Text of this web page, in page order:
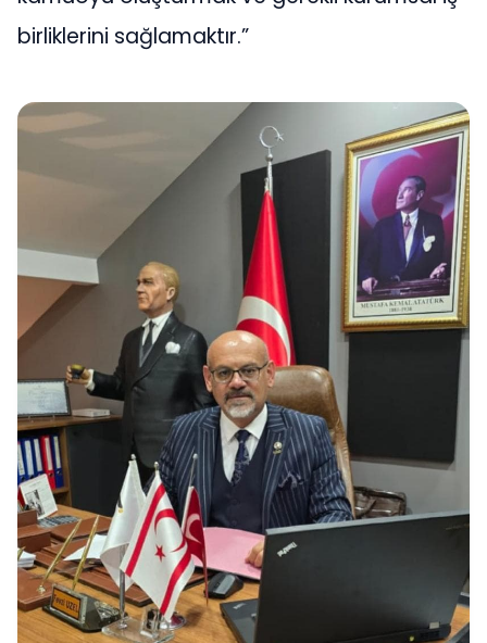
birliklerini sağlamaktır.”